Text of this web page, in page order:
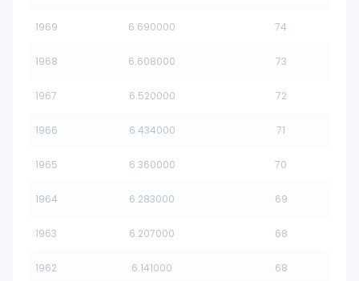
1969 6.690000 74
1968 6.608000 73
1967 6.520000 72
1966 6.434000 71
1965 6.360000 70
1964 6.283000 69
1963 6.207000 68
1962 6.141000 68